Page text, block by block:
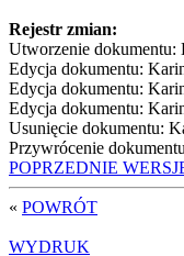
Rejestr zmian:
Utworzenie dokumentu:
Edycja dokumentu:
Edycja dokumentu:
Edycja dokumentu:
Usunięcie dokumentu:
Przywrócenie
POPRZEDNIE
« POWRÓT
WYDRUK